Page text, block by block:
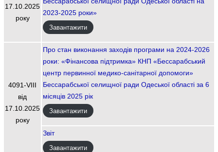
17.10.2025
року
2023-2025 роки»
Завантажити
4091-VIIІ
від
17.10.2025
року
Про стан виконання заходів програми на 2024-2026
роки: «Фінансова підтримка» КНП «Бессарабський
центр первинної медико-санітарної допомоги»
Бессарабської селищної ради Одеської області за 6
місяців 2025 рік
Завантажити
Звіт
Завантажити